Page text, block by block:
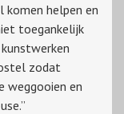
komen helpen en
toegankelijk
zodat
weggooien en